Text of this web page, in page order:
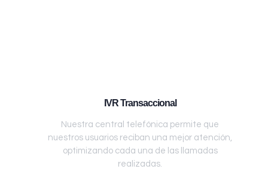
IVR Transaccional
Nuestra central telefónica permite que
nuestros usuarios reciban una mejor atención,
optimizando cada una de las llamadas
realizadas.